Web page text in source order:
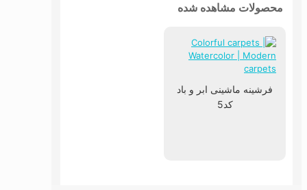
محصولات مشاهده شده
فرشینه ماشینی ابر و باد
کد5